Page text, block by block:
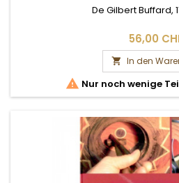
De Gilbert Buffard,
56,00
 In den
 Nur noch wenige